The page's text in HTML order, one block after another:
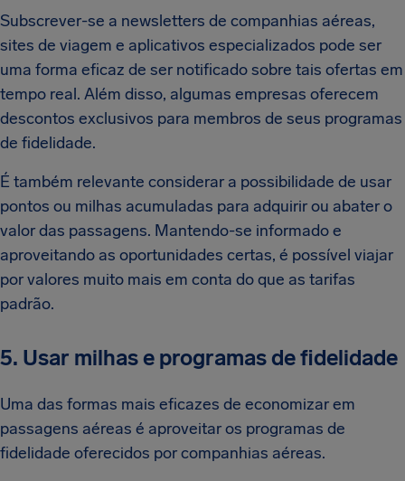
Subscrever-se a newsletters de companhias aéreas,
sites de viagem e aplicativos especializados pode ser
uma forma eficaz de ser notificado sobre tais ofertas em
tempo real. Além disso, algumas empresas oferecem
descontos exclusivos para membros de seus programas
de fidelidade.
É também relevante considerar a possibilidade de usar
pontos ou milhas acumuladas para adquirir ou abater o
valor das passagens. Mantendo-se informado e
aproveitando as oportunidades certas, é possível viajar
por valores muito mais em conta do que as tarifas
padrão.
5. Usar milhas e programas de fidelidade
Uma das formas mais eficazes de economizar em
passagens aéreas é aproveitar os programas de
fidelidade oferecidos por companhias aéreas.